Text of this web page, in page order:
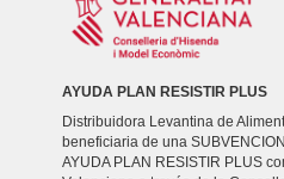
AYUDA PLAN RESISTIR PLUS
Distribuidora Levantina de
beneficiaria de una
AYUDA PLAN RESISTIR PLUS